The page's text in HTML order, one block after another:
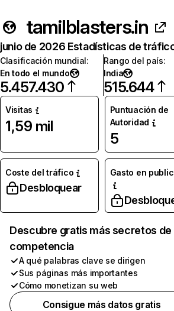
tamilblasters.in
junio de 2026 Estadísticas de
Clasificación mundial:
En todo el mundo
5.457.430
Rango del país:
India
515.644
Visitas
1,59 mil
Puntuación de
Autoridad
5
Coste del tráfico
Desbloquear
Gasto en
Descubre gratis más secretos de
competencia
A qué palabras clave se dirigen
Sus páginas más importantes
Cómo monetizan su web
Consigue más datos gratis